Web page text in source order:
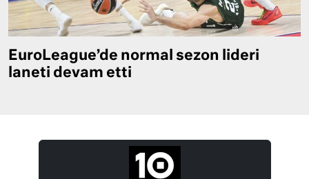
EuroLeague’de normal sezon lideri
laneti devam etti